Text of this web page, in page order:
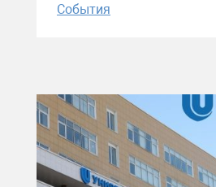
События